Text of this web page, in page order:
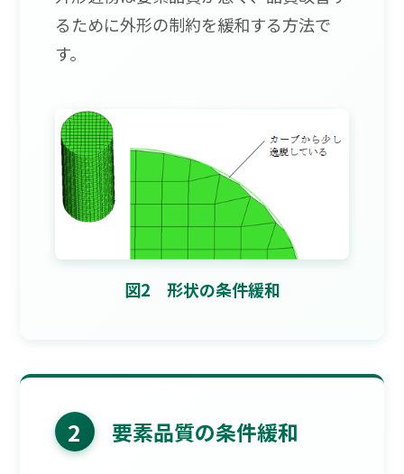
るために外形の制約を緩和する方法で
す。
図2 形状の条件緩和
2 要素品質の条件緩和